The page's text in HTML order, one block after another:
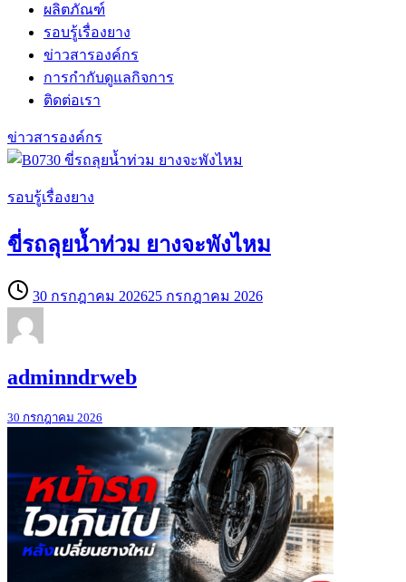
ผลิตภัณฑ์
รอบรู้เรื่องยาง
ข่าวสารองค์กร
การกำกับดูแลกิจการ
ติดต่อเรา
ข่าวสารองค์กร
ข่าวสาร
องค์กร
รอบรู้เรื่องยาง
ขี่รถลุยน้ำท่วม ยางจะพังไหม
30 กรกฎาคม 202625 กรกฎาคม 2026
adminndrweb
30 กรกฎาคม 2026